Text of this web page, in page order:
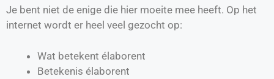
Je bent niet de enige die hier moeite mee heeft. Op het
internet wordt er heel veel gezocht op:
Wat betekent élaborent
Betekenis élaborent